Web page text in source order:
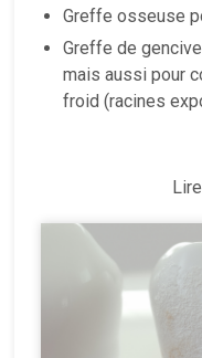
Greffe osseuse
Greffe de
mais aussi pour
froid (racines